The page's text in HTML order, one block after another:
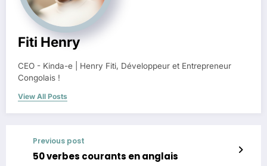
Fiti Henry
CEO - Kinda-e | Henry Fiti, Développeur et Entrepreneur
Congolais !
View All Posts
Previous post
50 verbes courants en anglais